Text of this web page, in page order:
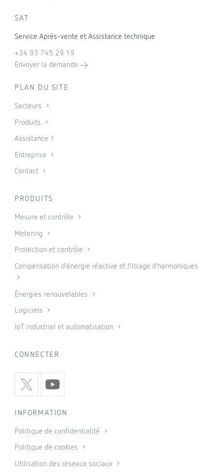
SAT
Service Après-vente et Assistance technique
+34 93 745 29 19
Envoyer la demande
PLAN DU SITE
Secteurs
Produits
Assistance
Entreprise
Contact
PRODUITS
Mesure et contrôle
Metering
Protection et contrôle
Compensation d’énergie réactive et filtrage d’harmoniques
Énergies renouvelables
Logiciels
IoT industriel et automatisation
CONNECTER
INFORMATION
Politique de confidentialité
Politique de cookies
Utilisation des réseaux sociaux